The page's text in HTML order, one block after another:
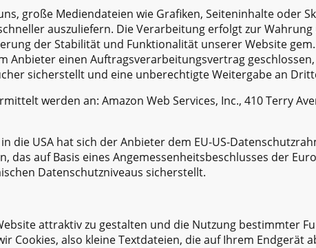
große Mediendateien wie Grafiken, Seiteninhalte oder
auszuliefern. Die Verarbeitung erfolgt zur
der Stabilität und Funktionalität unserer Website
Anbieter einen Auftragsverarbeitungsvertrag
sicherstellt und eine unberechtigte Weitergabe an
werden an: Amazon Web Services, Inc., 410 Terry
die USA hat sich der Anbieter dem EU-US-
das auf Basis eines Angemessenheitsbeschlusses der
Datenschutzniveaus sicherstellt.
attraktiv zu gestalten und die Nutzung bestimmter
Cookies, also kleine Textdateien, die auf Ihrem Endgerät